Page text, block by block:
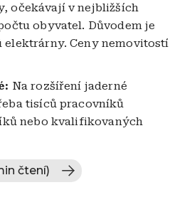
očekávají v nejbližších
obyvatel. Důvodem je
elektrárny. Ceny nemovitostí
Na rozšíření jaderné
tisíců pracovníků
nebo kvalifikovaných
čtení)